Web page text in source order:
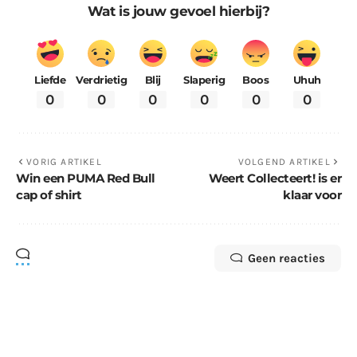
Wat is jouw gevoel hierbij?
Liefde
0
Verdrietig
0
Blij
0
Slaperig
0
Boos
0
Uhuh
0
VORIG ARTIKEL
Win een PUMA Red Bull
cap of shirt
VOLGEND ARTIKEL
Weert Collecteert! is er
klaar voor
Geen reacties